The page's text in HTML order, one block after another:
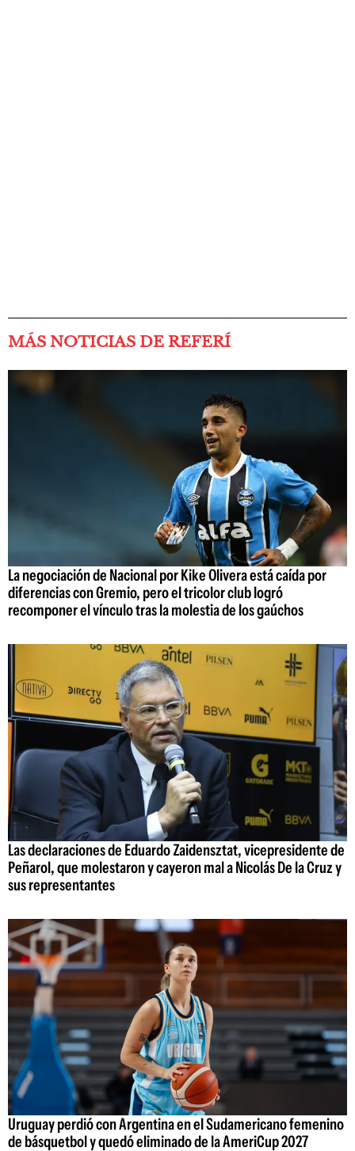
MÁS NOTICIAS DE REFERÍ
La negociación de Nacional por Kike Olivera está caída por
diferencias con Gremio, pero el tricolor club logró
recomponer el vínculo tras la molestia de los gaúchos
Las declaraciones de Eduardo Zaidensztat, vicepresidente de
Peñarol, que molestaron y cayeron mal a Nicolás De la Cruz y
sus representantes
Uruguay perdió con Argentina en el Sudamericano femenino
de básquetbol y quedó eliminado de la AmeriCup 2027